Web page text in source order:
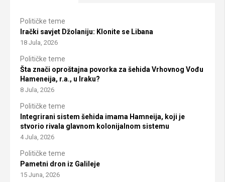
Političke teme
Irački savjet Džolaniju: Klonite se Libana
18 Jula, 2026
Političke teme
Šta znači oproštajna povorka za šehida Vrhovnog Vođu
Hameneija, r.a., u Iraku?
8 Jula, 2026
Političke teme
Integrirani sistem šehida imama Hamneija, koji je
stvorio rivala glavnom kolonijalnom sistemu
4 Jula, 2026
Političke teme
Pametni dron iz Galileje
15 Juna, 2026